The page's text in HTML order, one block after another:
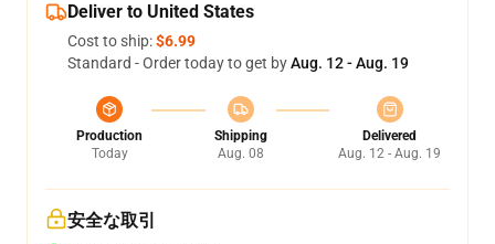
Deliver to United States
Cost to ship:$6.99
Standard - Order today to get byAug. 12 - Aug. 19
Production
Today
Shipping
Aug. 08
Delivered
Aug. 12 - Aug. 19
安全な取引